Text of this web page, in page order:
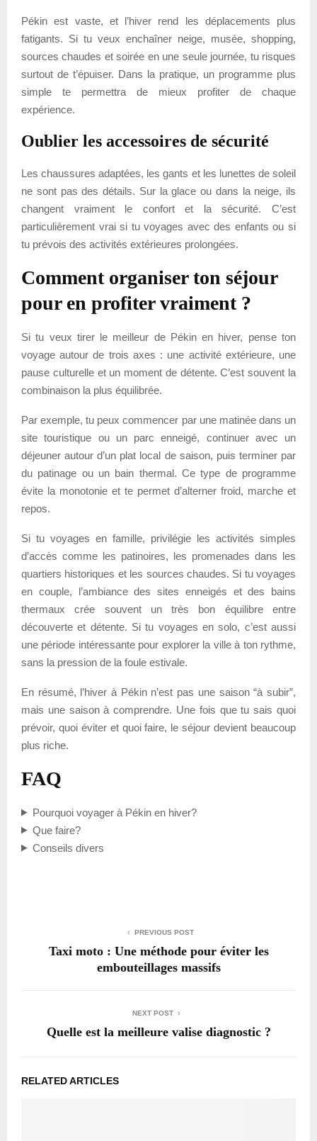
Pékin est vaste, et l’hiver rend les déplacements plus
fatigants. Si tu veux enchaîner neige, musée, shopping,
sources chaudes et soirée en une seule journée, tu risques
surtout de t’épuiser. Dans la pratique, un programme plus
simple te permettra de mieux profiter de chaque
expérience.
Oublier les accessoires de sécurité
Les chaussures adaptées, les gants et les lunettes de soleil
ne sont pas des détails. Sur la glace ou dans la neige, ils
changent vraiment le confort et la sécurité. C’est
particulièrement vrai si tu voyages avec des enfants ou si
tu prévois des activités extérieures prolongées.
Comment organiser ton séjour
pour en profiter vraiment ?
Si tu veux tirer le meilleur de Pékin en hiver, pense ton
voyage autour de trois axes : une activité extérieure, une
pause culturelle et un moment de détente. C’est souvent la
combinaison la plus équilibrée.
Par exemple, tu peux commencer par une matinée dans un
site touristique ou un parc enneigé, continuer avec un
déjeuner autour d’un plat local de saison, puis terminer par
du patinage ou un bain thermal. Ce type de programme
évite la monotonie et te permet d’alterner froid, marche et
repos.
Si tu voyages en famille, privilégie les activités simples
d’accès comme les patinoires, les promenades dans les
quartiers historiques et les sources chaudes. Si tu voyages
en couple, l’ambiance des sites enneigés et des bains
thermaux crée souvent un très bon équilibre entre
découverte et détente. Si tu voyages en solo, c’est aussi
une période intéressante pour explorer la ville à ton rythme,
sans la pression de la foule estivale.
En résumé, l’hiver à Pékin n’est pas une saison “à subir”,
mais une saison à comprendre. Une fois que tu sais quoi
prévoir, quoi éviter et quoi faire, le séjour devient beaucoup
plus riche.
FAQ
Pourquoi voyager à Pékin en hiver?
Que faire?
Conseils divers
PREVIOUS POST
Taxi moto : Une méthode pour éviter les
embouteillages massifs
NEXT POST
Quelle est la meilleure valise diagnostic ?
RELATED ARTICLES